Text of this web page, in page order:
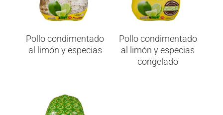
Pollo condimentado
al limón y especias
Pollo condimentado
al limón y especias
congelado